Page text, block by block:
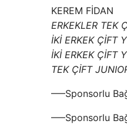
KEREM FİDAN
ERKEKLER TEK
İKİ ERKEK ÇİFT
İKİ ERKEK ÇİFT
TEK ÇİFT
—–Sponsorlu
—–Sponsorlu